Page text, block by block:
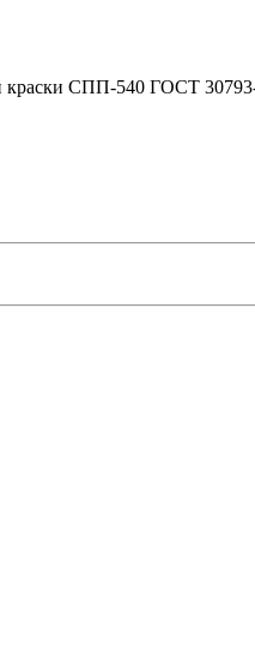
краски СПП-540 ГОСТ